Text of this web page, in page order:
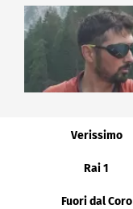
Verissimo
Rai 1
Fuori dal Coro